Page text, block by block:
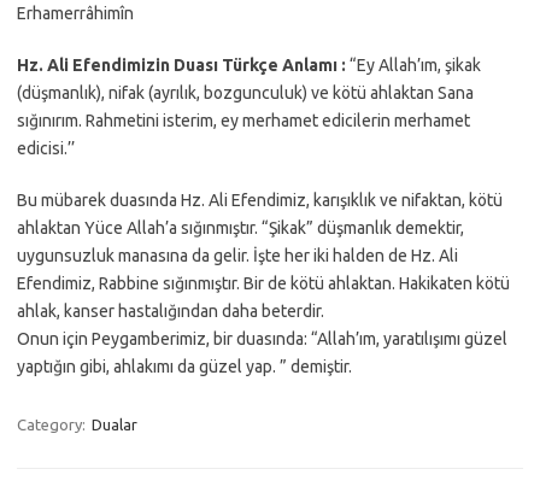
Erhamerrâhimîn
Hz. Ali Efendimizin Duası Türkçe Anlamı : “Ey Allah’ım, şikak
(düşmanlık), nifak (ayrılık, bozgunculuk) ve kötü ahlaktan Sana
sığınırım. Rahmetini isterim, ey merhamet edicilerin merhamet
edicisi.’’
Bu mübarek duasında Hz. Ali Efendimiz, karışıklık ve nifaktan, kötü
ahlaktan Yüce Allah’a sığınmıştır. “Şikak” düşmanlık demektir,
uygunsuzluk manasına da gelir. İşte her iki halden de Hz. Ali
Efendimiz, Rabbine sığınmıştır. Bir de kötü ahlaktan. Hakikaten kötü
ahlak, kanser hastalığından daha beterdir.
Onun için Peygamberimiz, bir duasında: “Allah’ım, yaratılışımı güzel
yaptığın gibi, ahlakımı da güzel yap. ” demiştir.
Category: Dualar